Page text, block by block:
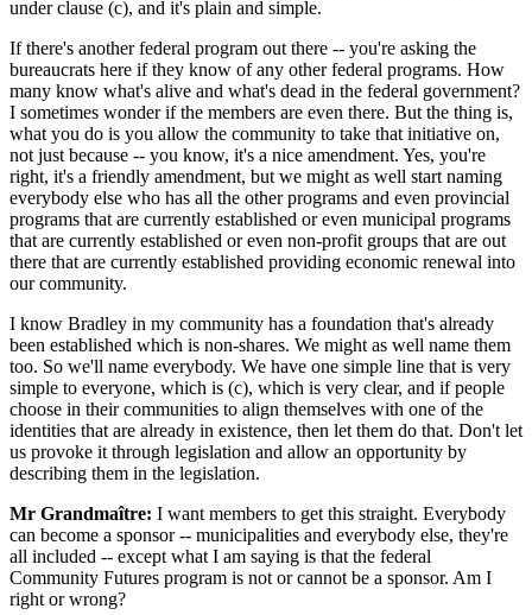
under clause (c), and it's plain and simple.
If there's another federal program out there -- you're asking the
bureaucrats here if they know of any other federal programs. How
many know what's alive and what's dead in the federal government?
I sometimes wonder if the members are even there. But the thing is,
what you do is you allow the community to take that initiative on,
not just because -- you know, it's a nice amendment. Yes, you're
right, it's a friendly amendment, but we might as well start naming
everybody else who has all the other programs and even provincial
programs that are currently established or even municipal programs
that are currently established or even non-profit groups that are out
there that are currently established providing economic renewal into
our community.
I know Bradley in my community has a foundation that's already
been established which is non-shares. We might as well name them
too. So we'll name everybody. We have one simple line that is very
simple to everyone, which is (c), which is very clear, and if people
choose in their communities to align themselves with one of the
identities that are already in existence, then let them do that. Don't let
us provoke it through legislation and allow an opportunity by
describing them in the legislation.
Mr Grandmaître: I want members to get this straight. Everybody
can become a sponsor -- municipalities and everybody else, they're
all included -- except what I am saying is that the federal
Community Futures program is not or cannot be a sponsor. Am I
right or wrong?